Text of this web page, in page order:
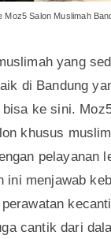
Moz5 Salon Muslimah
yang
di Bandung
ke sini.
khusus
pelayanan
ini menjawab
cantik dari